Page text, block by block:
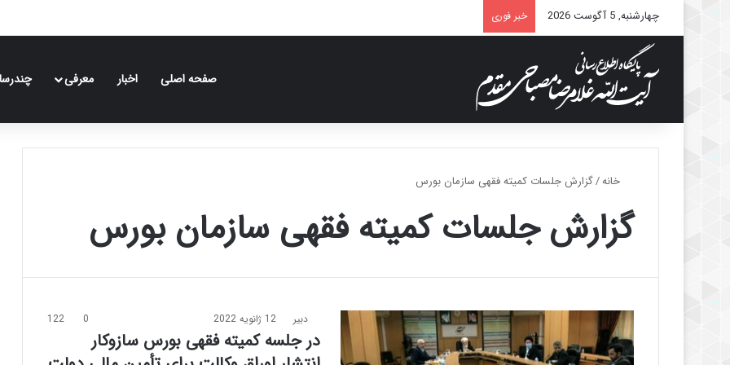
چهارشنبه, 5 آگوست 2026 خبر فوری
صفحه اصلی اخبار معرفی
خانه/گزارش جلسات کمیته فقهی سازمان بورس
گزارش جلسات کمیته فقهی سازمان بورس
دبیر 12 ژانویه 2022 0
122
در جلسه کمیته فقهی بورس سازوکار